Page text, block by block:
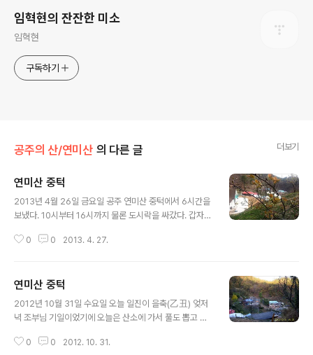
임혁현의 잔잔한 미소
임혁현
구독하기
공주의 산/연미산 의 다른 글 더보기
연미산 중턱
2013년 4월 26일 금요일 공주 연미산 중턱에서 6시간을
보냈다. 10시부터 16시까지 물론 도시락을 싸갔다. 갑자기
산에서 먹는 도시락은 전부터 느끼지만, 새우젓이나 무 장
0 0 2013. 4. 27.
연미산 중턱
2012년 10월 31일 수요일 오늘 일진이 을축(乙丑) 엊저
녁 조부님 기일이었기에 오늘은 산소에 가서 풀도 뽑고 정
길이 가파른 편이라 스틱을 짚고 올랐고 호미와 낫으로 벌
0 0 2012. 10. 31.